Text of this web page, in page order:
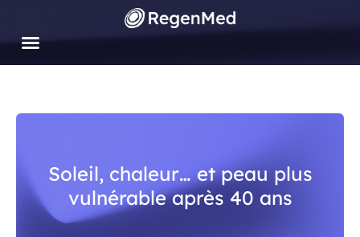
contenu
Soleil, chaleur… et peau plus
vulnérable après 40 ans